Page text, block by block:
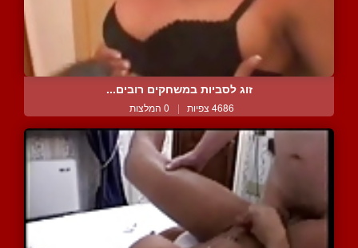
זוג לסביות במשחקים רובים...
4686 צפיות | 0 המלצות